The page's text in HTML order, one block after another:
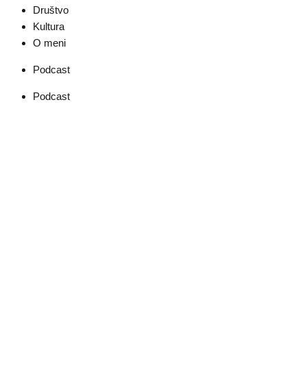
Društvo
Kultura
O meni
Podcast
Podcast